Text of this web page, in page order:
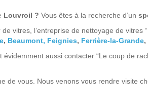
Louvroil ? Vous êtes à la recherche d’un
vitres, l’entreprise de nettoyage de
, Beaumont, Feignies, Ferrière-la-Grande,
aussi contacter “Le coup de
de vous. Nous venons vous rendre visite